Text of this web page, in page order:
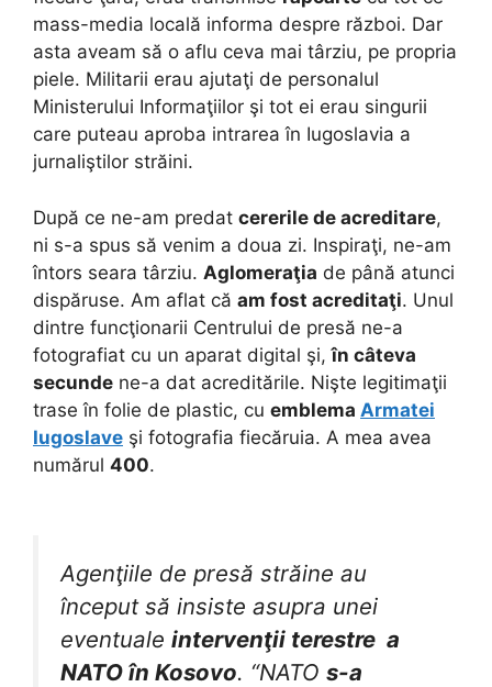
mass-media locală informa despre război. Dar
asta aveam să o aflu ceva mai târziu, pe propria
piele. Militarii erau ajutaţi de personalul
Ministerului Informaţiilor şi tot ei erau singurii
care puteau aproba intrarea în Iugoslavia a
jurnaliştilor străini.
După ce ne-am predat cererile de acreditare,
ni s-a spus să venim a doua zi. Inspiraţi, ne-am
întors seara târziu. Aglomeraţia de până atunci
dispăruse. Am aflat că am fost acreditaţi. Unul
dintre funcţionarii Centrului de presă ne-a
fotografiat cu un aparat digital şi,în câteva
secunde ne-a dat acreditările. Nişte legitimaţii
trase în folie de plastic, cu emblema Armatei
Iugoslave şi fotografia fiecăruia. A mea avea
numărul 400.
Agenţiile de presă străine au
început să insiste asupra unei
eventuale intervenţii terestre a
NATO în Kosovo. “NATO s-a